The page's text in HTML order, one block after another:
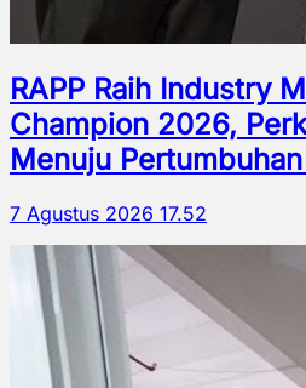
RAPP Raih Industry
Champion 2026,
Menuju
7 Agustus 2026 17.52